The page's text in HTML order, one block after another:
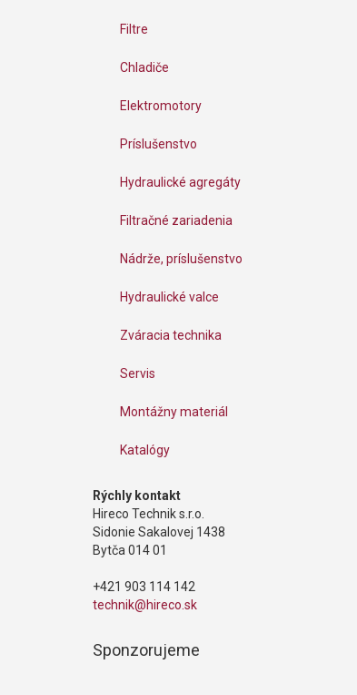
Filtre
Chladiče
Elektromotory
Príslušenstvo
Hydraulické agregáty
Filtračné zariadenia
Nádrže, príslušenstvo
Hydraulické valce
Zváracia technika
Servis
Montážny materiál
Katalógy
Rýchly kontakt
Hireco Technik s.r.o.
Sidonie Sakalovej 1438
Bytča 014 01
+421 903 114 142
technik@hireco.sk
Sponzorujeme